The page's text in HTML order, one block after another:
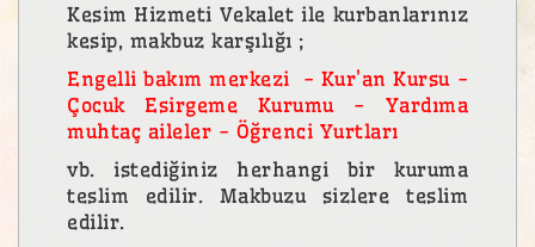
Kesim Hizmeti Vekalet ile kurbanlarınız
kesip, makbuz karşılığı ;
Engelli bakım merkezi - Kur'an Kursu -
Çocuk Esirgeme Kurumu - Yardıma
muhtaç aileler - Öğrenci Yurtları
vb. istediğiniz herhangi bir kuruma
teslim edilir. Makbuzu sizlere teslim
edilir.